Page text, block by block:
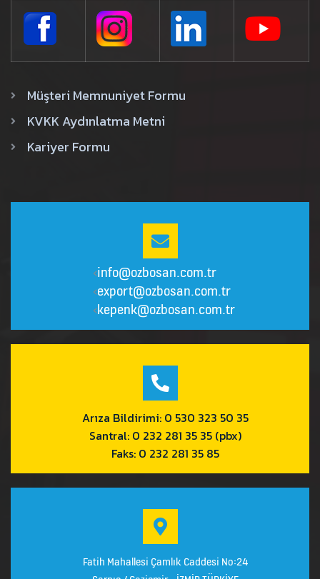
Müşteri Memnuniyet Formu
KVKK Aydınlatma Metni
Kariyer Formu
<info@ozbosan.com.tr
<export@ozbosan.com.tr
<kepenk@ozbosan.com.tr
Arıza Bildirimi: 0 530 323 50 35
Santral: 0 232 281 35 35 (pbx)
Faks: 0 232 281 35 85
Fatih Mahallesi Çamlık Caddesi No:24